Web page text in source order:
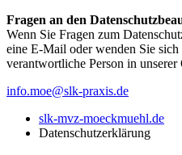
Fragen an den
Wenn Sie Fragen zum
eine E-Mail oder wenden Sie
verantwortliche Person in
info.moe@slk-praxis.de
slk-mvz-moeckmuehl.de
Datenschutzerklärung